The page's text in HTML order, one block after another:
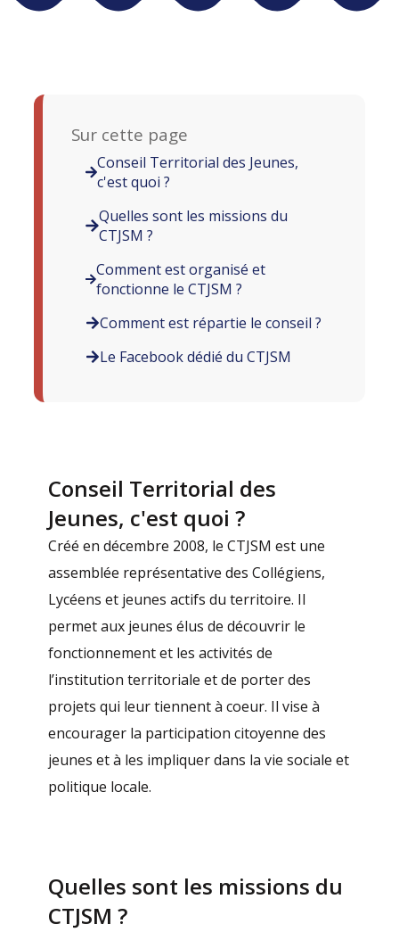
Sur cette page
Conseil Territorial des Jeunes,
c'est quoi ?
Quelles sont les missions du
CTJSM ?
Comment est organisé et
fonctionne le CTJSM ?
Comment est répartie le conseil ?
Le Facebook dédié du CTJSM
Conseil Territorial des
Jeunes, c'est quoi ?
Créé en décembre 2008, le CTJSM est une
assemblée représentative des Collégiens,
Lycéens et jeunes actifs du territoire. Il
permet aux jeunes élus de découvrir le
fonctionnement et les activités de
l’institution territoriale et de porter des
projets qui leur tiennent à coeur. Il vise à
encourager la participation citoyenne des
jeunes et à les impliquer dans la vie sociale et
politique locale.
Quelles sont les missions du
CTJSM ?